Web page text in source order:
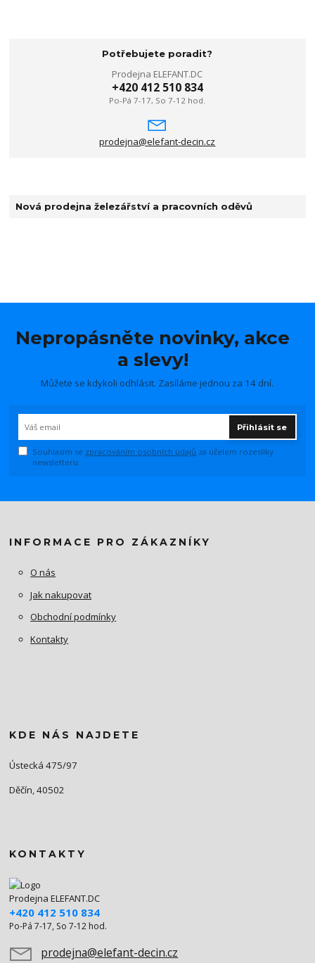
Potřebujete poradit?
Prodejna ELEFANT.DC
+420 412 510 834
Po-Pá 7-17, So 7-12 hod.
prodejna@elefant-decin.cz
Nová prodejna železářství a pracovních oděvů
Nepropásněte novinky, akce
a slevy!
Můžete se kdykoli odhlásit. Zasíláme jednou za 14 dní.
Přihlásit se
Souhlasím se zpracováním osobních údajů za účelem rozesílky
newsletteru.
INFORMACE PRO ZÁKAZNÍKY
O nás
Jak nakupovat
Obchodní podmínky
Kontakty
KDE NÁS NAJDETE
Ústecká 475/97
Děčín, 40502
KONTAKTY
Prodejna ELEFANT.DC
+420 412 510 834
Po-Pá 7-17, So 7-12 hod.
prodejna@elefant-decin.cz